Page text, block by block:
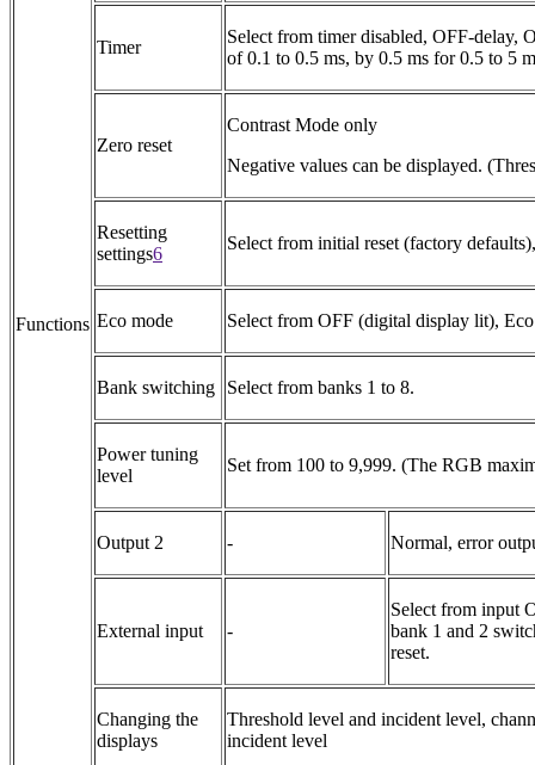
Functions
Timer
Select from timer disabled, OFF-delay,
of 0.1 to 0.5 ms, by 0.5 ms for 0.5 to 5
Zero reset
Contrast Mode only
Negative values can be displayed.
Resetting
settings6
Select from initial reset (factory
Eco mode Select from OFF (digital display lit),
Bank switching Select from banks 1 to 8.
Power tuning
level
Set from 100 to 9,999. (The RGB
Output 2 - Normal, error
External input -
Select from input
bank 1 and 2
reset.
Changing the
displays
Threshold level and incident level,
incident level